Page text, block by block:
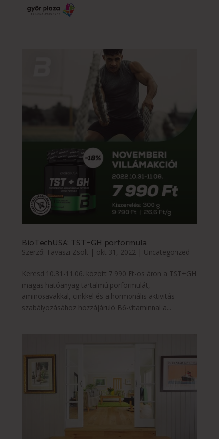
BioTechUSA: TST+GH porformula
Szerző: Tavaszi Zsolt | okt 31, 2022| Uncategorized
Keresd 10.31-11.06. között 7 990 Ft-os áron a TST+GH
magas hatóanyag tartalmú porformulát,
aminosavakkal, cinkkel és a hormonális aktivitás
szabályozásához hozzájáruló B6-vitaminnal a...